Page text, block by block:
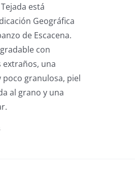
está
Geográfica
de Escacena.
con
extraños, una
granulosa, piel
al grano y una